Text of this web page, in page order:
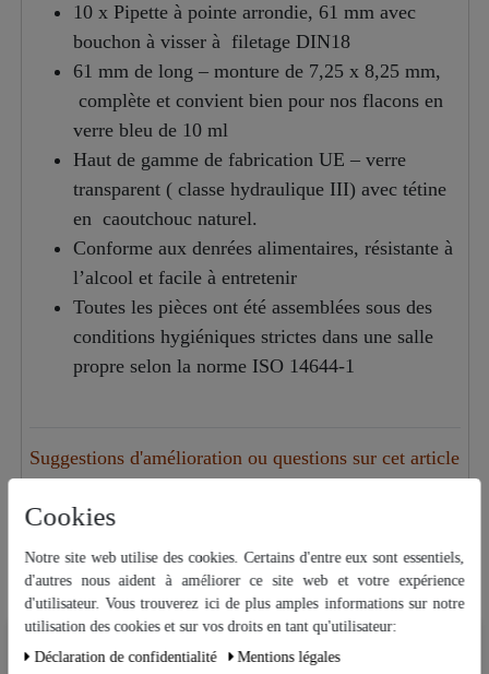
10 x Pipette à pointe arrondie, 61 mm avec
bouchon à visser à filetage DIN18
61 mm de long – monture de 7,25 x 8,25 mm,
complète et convient bien pour nos flacons en
verre bleu de 10 ml
Haut de gamme de fabrication UE – verre
transparent ( classe hydraulique III) avec tétine
en caoutchouc naturel.
Conforme aux denrées alimentaires, résistante à
l’alcool et facile à entretenir
Toutes les pièces ont été assemblées sous des
conditions hygiéniques strictes dans une salle
propre selon la norme ISO 14644-1
Suggestions d'amélioration ou questions sur cet article
Articles similaires
"Hecht" Kit de 4 x Brosses pour
tubes à essai et pipettes
essentiels, tandis que d’autres nous aident à améliorer ce site Web et
Cookies
Notre site web utilise des cookies. Certains d'entre eux sont essentiels,
d'autres nous aident à améliorer ce site web et votre expérience
d'utilisateur. Vous trouverez ici de plus amples informations sur notre
utilisation des cookies et sur vos droits en tant qu'utilisateur:
Déclaration de confidentialité
Mentions légales